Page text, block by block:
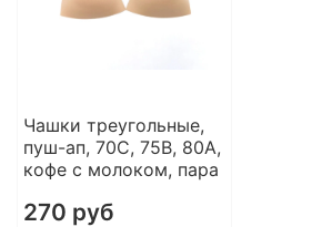
Чашки треугольные,
пуш-ап, 70C, 75В, 80A,
кофе с молоком, пара
270 руб